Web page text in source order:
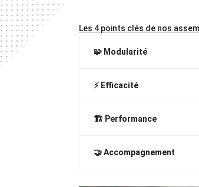
Les 4 points clés de nos
🧩 Modularité
⚡ Efficacité
🏗️ Performance
🤝 Accompagnement